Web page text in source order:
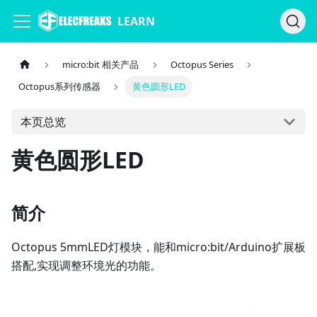
LEARN
micro:bit 相关产品
Octopus Series
Octopus系列传感器
黄色圆形LED
本页总览
黄色圆形LED
简介
Octopus 5mmLED灯模块，能和micro:bit/Arduino扩展板
搭配,实现调整环境光的功能。